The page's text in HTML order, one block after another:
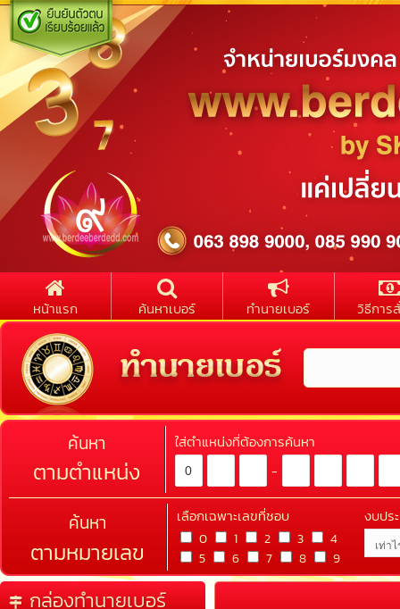
หน้าแรก ค้นหาเบอร์ ทำนายเบอร์ วิธีการ
ค้นหา
ตามตำแหน่ง
ใส่ตำแหน่งที่ต้องการค้นหา
-
ค้นหา
ตามหมายเลข
เลือกเฉพาะเลขที่ชอบ
0 1 2 3
4
5
6 7 8 9
งบปร
กล่องทำนายเบอร์